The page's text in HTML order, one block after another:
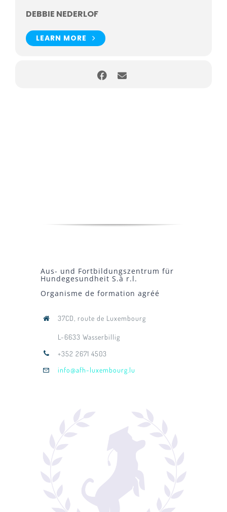
DEBBIE NEDERLOF
LEARN MORE
Aus- und Fortbildungszentrum für
Hundegesundheit S.à r.l.
Organisme de formation agréé
37CD, route de Luxembourg
L-6633 Wasserbillig
+352 2671 4503
info@afh-luxembourg.lu